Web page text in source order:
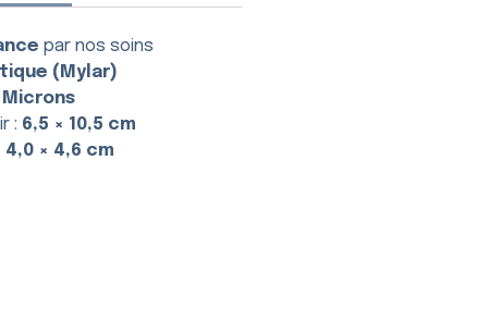
par nos soins
(Mylar)
: 6,5 × 10,5 cm
4,0 × 4,6 cm